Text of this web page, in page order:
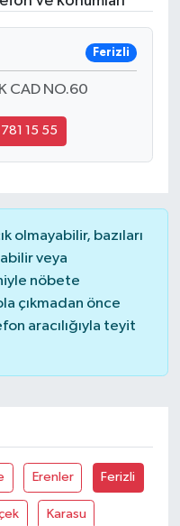
Ferizli
CAD NO.60
15 55
olmayabilir, bazıları
veya
nöbete
çıkmadan önce
aracılığıyla teyit
Erenler Ferizli
Karasu